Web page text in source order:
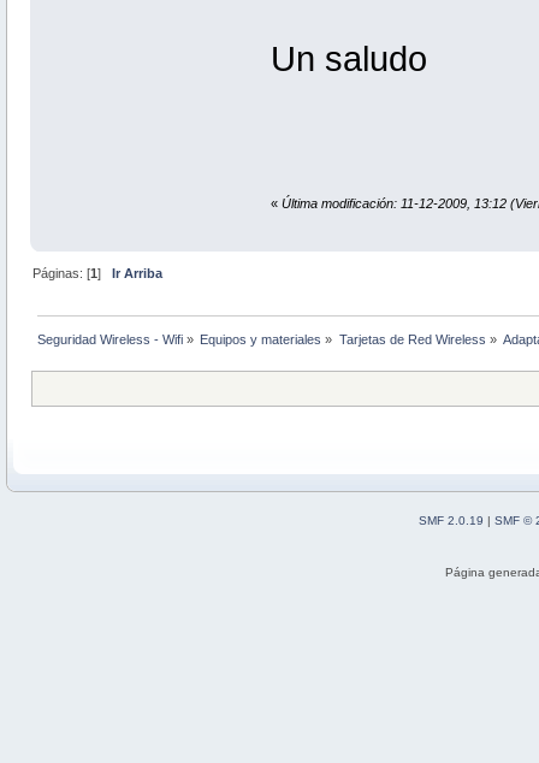
Un saludo
« Última modificación: 11-12-2009, 13:12
Páginas: [1]Ir Arriba
Seguridad Wireless - Wifi » Equipos y materiales » Tarjetas de Red Wireless »
SMF 2.0.19 | SMF ©
Página